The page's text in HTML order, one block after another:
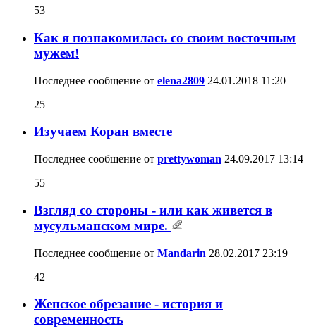
53
Как я познакомилась со своим восточным
мужем!
Последнее сообщение от elena2809 24.01.2018 11:20
25
Изучаем Коран вместе
Последнее сообщение от prettywoman 24.09.2017 13:14
55
Взгляд со стороны - или как живется в
мусульманском мире.
Последнее сообщение от Mandarin 28.02.2017 23:19
42
Женское обрезание - история и
современность